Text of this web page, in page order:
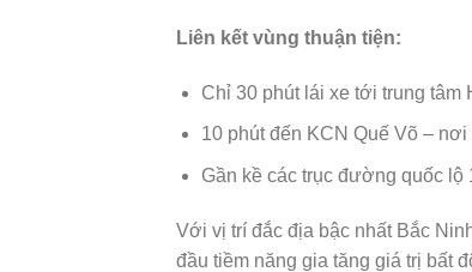
Liên kết vùng thuận tiện:
Chỉ 30 phút lái xe tới trung tâm
10 phút đến KCN Quế Võ –
Gần kề các trục đường quốc lộ
Với vị trí đắc địa bậc nhất Bắc
đầu tiềm năng gia tăng giá trị bất